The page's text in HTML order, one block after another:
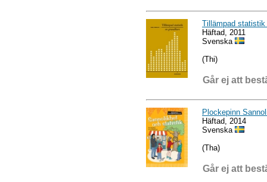
Tillämpad statistik
Häftad, 2011
Svenska
(Thi)
Går ej att
Plockepinn
Häftad, 2014
Svenska
(Tha)
Går ej att